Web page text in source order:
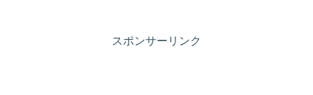
スポンサーリンク